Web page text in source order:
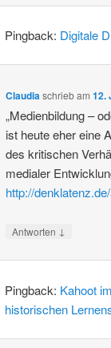
Pingback: Digitale
Claudiaschriebam12.
„Medienbildung –
ist heute eher eine
des kritischen
medialer
http://
Antworten ↓
Pingback: Kahoot
historischen